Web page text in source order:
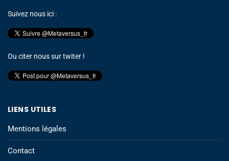
Suivez nous ici :
Ou citer nous sur twiter !
LIENS UTILES
Mentions légales
Contact